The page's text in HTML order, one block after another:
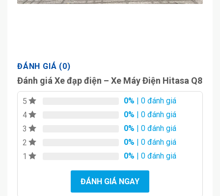
ĐÁNH GIÁ (0)
Đánh giá Xe đạp điện – Xe Máy Điện Hitasa Q8
5 0% | 0 đánh giá
4
0% | 0 đánh giá
3
0% | 0 đánh giá
2
0% | 0 đánh giá
1
0% | 0 đánh giá
ĐÁNH GIÁ NGAY